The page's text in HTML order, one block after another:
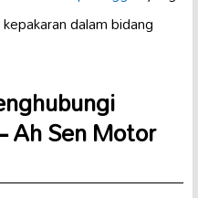
dalam bidang
Ah Sen Motor